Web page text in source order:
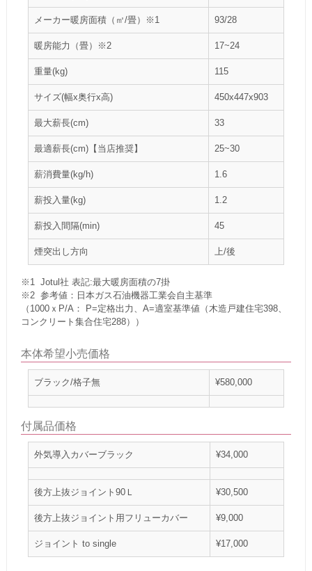
メーカー暖房面積（㎡/畳）※1 93/28
暖房能力（畳）※2 17~24
重量(kg) 115
サイズ(幅x奥行x高) 450x447x903
最大薪長(cm) 33
最適薪長(cm)【当店推奨】 25~30
薪消費量(kg/h) 1.6
薪投入量(kg) 1.2
薪投入間隔(min) 45
煙突出し方向 上/後
※1 Jotul社 表記:最大暖房面積の7掛
※2 参考値：日本ガス石油機器工業会自主基準
（1000ｘP/A： P=定格出力、A=適室基準値（木造戸建住宅398、
コンクリート集合住宅288））
本体希望小売価格
ブラック/格子無 ¥580,000
付属品価格
外気導入カバーブラック ¥34,000
後方上抜ジョイント90Ｌ ¥30,500
後方上抜ジョイント用フリューカバー ¥9,000
ジョイント to single ¥17,000